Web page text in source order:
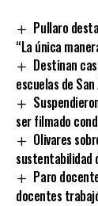
Pullaro
“La única
Destinan
escuelas de
ser filmado
Olivares
sustentabilidad
Paro
docentes